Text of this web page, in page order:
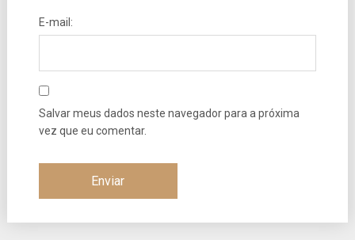
E-mail:
Salvar meus dados neste navegador para a próxima
vez que eu comentar.